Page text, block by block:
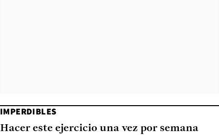
IMPERDIBLES
Hacer este ejercicio una vez por semana